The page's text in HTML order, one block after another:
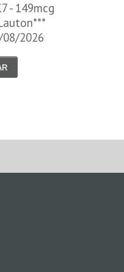
- 149mcg
08/2026